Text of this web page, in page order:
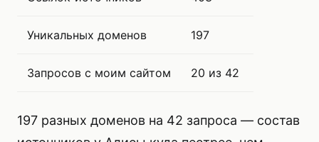
Уникальных доменов 197
Запросов с моим сайтом 20 из 42
197 разных доменов на 42 запроса — состав